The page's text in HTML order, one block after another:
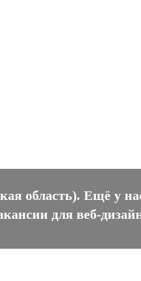
область). Ещё у
для веб-